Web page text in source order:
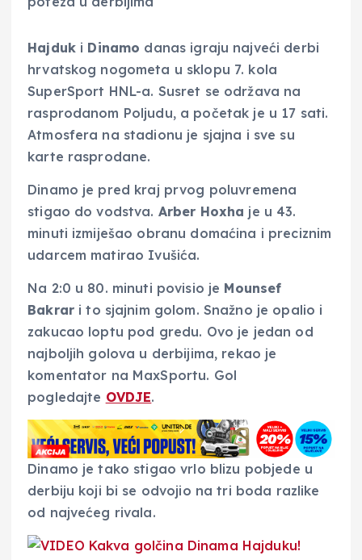
Hajduk i Dinamo danas igraju najveći derbi
hrvatskog nogometa u sklopu 7. kola
SuperSport HNL-a. Susret se održava na
rasprodanom Poljudu, a početak je u 17 sati.
Atmosfera na stadionu je sjajna i sve su
karte rasprodane.
Dinamo je pred kraj prvog poluvremena
stigao do vodstva. Arber Hoxha je u 43.
minuti izmiješao obranu domaćina i preciznim
udarcem matirao Ivušića.
Na 2:0 u 80. minuti povisio je Mounsef
Bakrar i to sjajnim golom. Snažno je opalio i
zakucao loptu pod gredu. Ovo je jedan od
najboljih golova u derbijima, rekao je
komentator na MaxSportu. Gol
pogledajte OVDJE.
Dinamo je tako stigao vrlo blizu pobjede u
derbiju koji bi se odvojio na tri boda razlike
od najvećeg rivala.